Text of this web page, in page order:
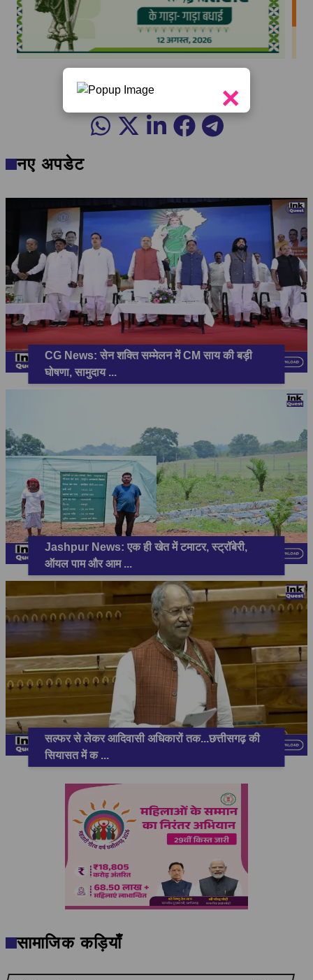
×
व्हॉट्सऐप चैनल फॉलो करें
नए अपडेट
CG News: सेन शक्ति सम्मेलन में CM साय की बड़ी
घोषणा, सामुदाय...
Jashpur News: एक ही खेत में टमाटर, स्ट्रॉबेरी,
ऑयल पाम और आम...
सल्फर से लेकर आदिवासी अधिकारों तक...छत्तीसगढ़ की
सियासत में क...
सामाजिक कड़ियाँ